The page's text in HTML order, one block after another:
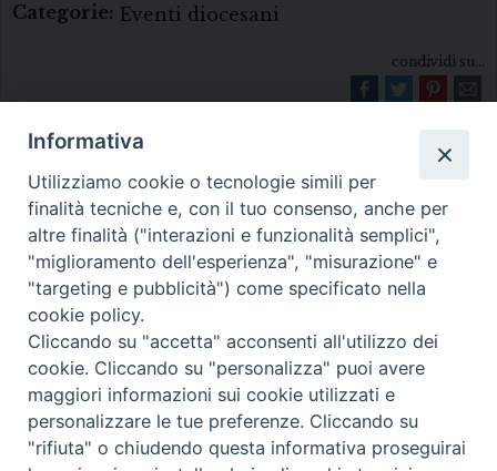
Categorie: Eventi diocesani
condividi su...
Diocesi di Melfi Rapolla Venosa
• Largo Duomo, 12 - 85025 MELFI (PZ) •
Tel. 0972238604
PEC ufficiale della Diocesi:
diocesi.melfi_rapolla_venosa@legalmail.it
Informativa
Utilizziamo cookie o tecnologie simili per
finalità tecniche e, con il tuo consenso, anche per
altre finalità ("interazioni e funzionalità semplici",
"miglioramento dell'esperienza", "misurazione" e
"targeting e pubblicità") come specificato nella
cookie policy.
Cliccando su "accetta" acconsenti all'utilizzo dei
cookie. Cliccando su "personalizza" puoi avere
maggiori informazioni sui cookie utilizzati e
personalizzare le tue preferenze. Cliccando su
"rifiuta" o chiudendo questa informativa proseguirai